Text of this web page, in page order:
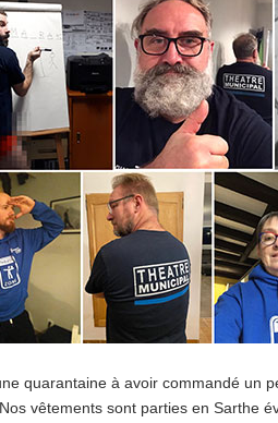
quarantaine à avoir commandé un
vêtements sont parties en Sarthe